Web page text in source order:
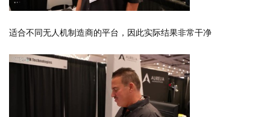
适合不同无人机制造商的平台，因此实际结果非常干净